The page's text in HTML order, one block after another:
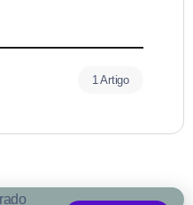
1 Artigo